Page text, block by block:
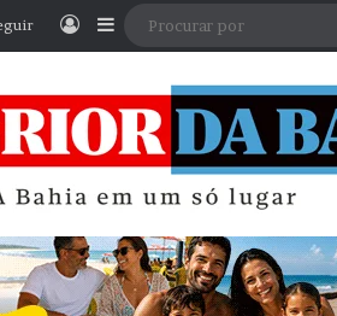
EntrarBarra Lateral